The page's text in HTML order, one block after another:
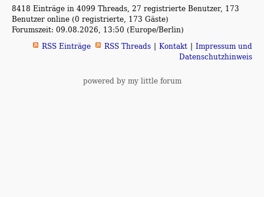
8418 Einträge in 4099 Threads, 27 registrierte Benutzer, 173
Benutzer online (0 registrierte, 173 Gäste)
Forumszeit: 09.08.2026, 13:50 (Europe/Berlin)
RSS Einträge
RSS Threads Kontakt
Impressum und
Datenschutzhinweis
powered by my little forum